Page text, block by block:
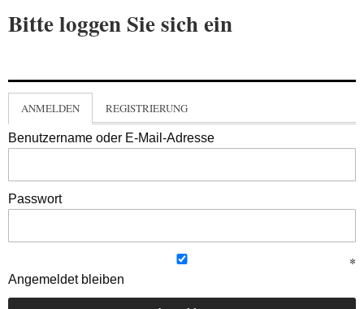
Bitte loggen Sie sich ein
ANMELDEN REGISTRIERUNG
Benutzername oder E-Mail-Adresse
Passwort
Angemeldet bleiben